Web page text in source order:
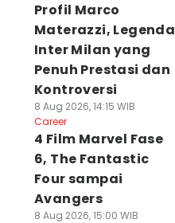
Profil Marco
Materazzi, Legenda
Inter Milan yang
Penuh Prestasi dan
Kontroversi
8 Aug 2026, 14:15 WIB
Career
4 Film Marvel Fase
6, The Fantastic
Four sampai
Avangers
8 Aug 2026, 15:00 WIB